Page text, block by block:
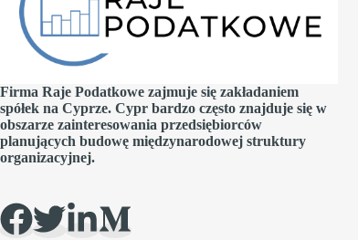
Firma Raje Podatkowe zajmuje się zakładaniem
spółek na Cyprze. Cypr bardzo często znajduje się w
obszarze zainteresowania przedsiębiorców
planujących budowę międzynarodowej struktury
organizacyjnej.